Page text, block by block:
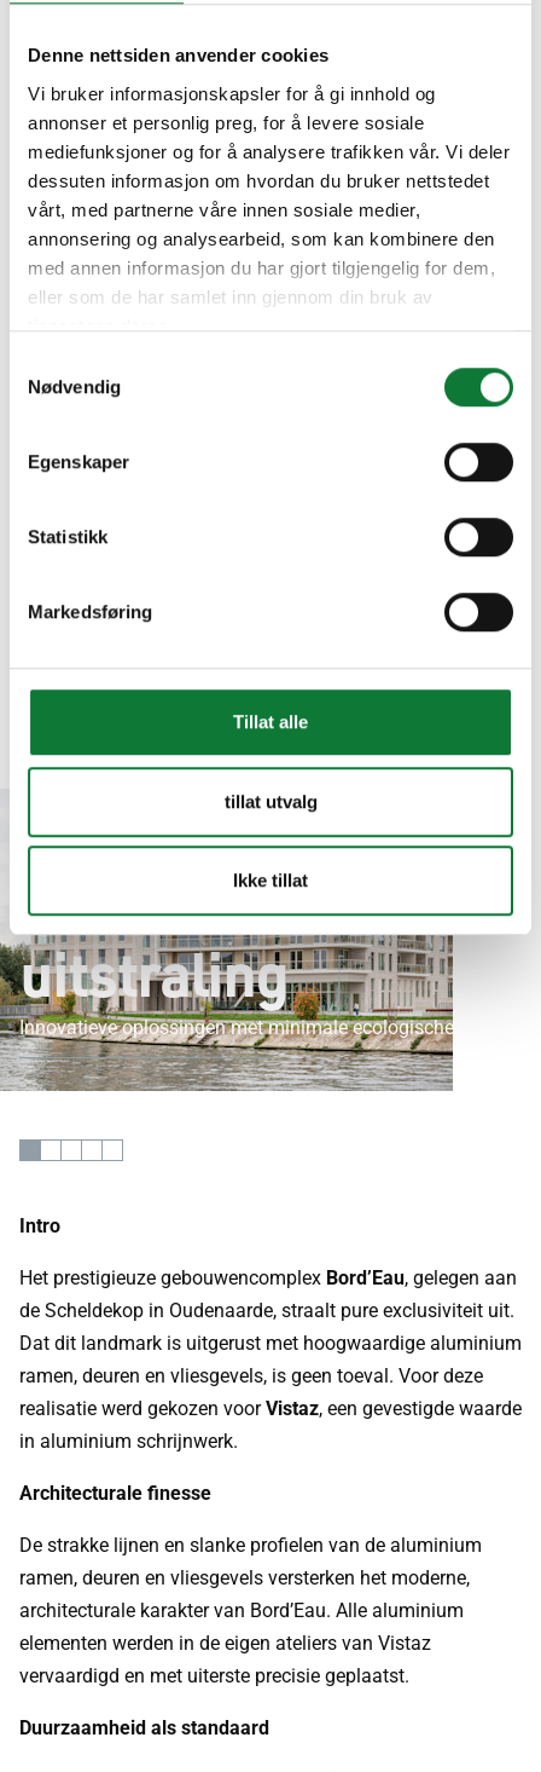
Denne nettsiden anvender cookies
Vi bruker informasjonskapsler for å gi innhold og
annonser et personlig preg, for å levere sosiale
mediefunksjoner og for å analysere trafikken vår. Vi deler
dessuten informasjon om hvordan du bruker nettstedet
vårt, med partnerne våre innen sosiale medier,
annonsering og analysearbeid, som kan kombinere den
med annen informasjon du har gjort tilgjengelig for dem,
eller som de har samlet inn gjennom din bruk av
tjenestene deres.
Nødvendig
Egenskaper
Statistikk
Markedsføring
Tillat alle
tillat utvalg
Ikke tillat
Magazine
Laat je inspireren
Aluminium
schrijnwerk geeft
Bord’Eau zijn
iconische
uitstraling
Innovatieve oplossingen met minimale ecologische impact
Intro
Het prestigieuze gebouwencomplex Bord’Eau, gelegen aan
de Scheldekop in Oudenaarde, straalt pure exclusiviteit uit.
Dat dit landmark is uitgerust met hoogwaardige aluminium
ramen, deuren en vliesgevels, is geen toeval. Voor deze
realisatie werd gekozen voorVistaz, een gevestigde waarde
in aluminium schrijnwerk.
Architecturale finesse
De strakke lijnen en slanke profielen van de aluminium
ramen, deuren en vliesgevels versterken het moderne,
architecturale karakter van Bord’Eau. Alle aluminium
elementen werden in de eigen ateliers van Vistaz
vervaardigd en met uiterste precisie geplaatst.
Duurzaamheid als standaard